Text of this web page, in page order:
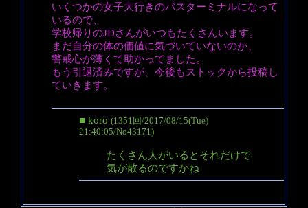
いくつかの女子大行きのバスターミナルになって
いるので、
学校帰りのJDさんがいつもたくさんいます。
まだ自分の体の価値に気づいていないのか、
警戒心が薄くて助かってました。
もう引退済みですが、今後もストックから投稿し
ていきます。
■ koro (1351回/2017/08/15(Tue)
21:40:05/No43171)
たくさん人がいるとそれだけで
気が散るのですかね